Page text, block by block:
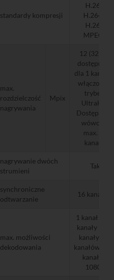
standardy kompresji
H.265,
H.264+,
H.264,
MPEG4
max.
rozdzielczość
nagrywania
Mpix
12 (32 i 24
dostępne są
dla 1 kanału
włączonym
trybem
UltraHD.
Dostępne są
wówczas
max. 24
kanały)
nagrywanie dwóch
strumieni
Tak
synchroniczne
odtwarzanie
16 kanałów
max. możliwości
dekodowania
1 kanał 32, 2
kanały 12, 4
kanały 8, 8
kanałów 4,
kanałów
1080p